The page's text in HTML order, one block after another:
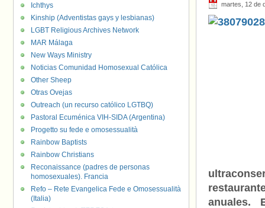
martes, 12 de
anuales.
Ichthys
Kinship (Adventistas gays y lesbianas)
LGBT Religious Archives Network
MAR Málaga
New Ways Ministry
Noticias Comunidad Homosexual Católica
Other Sheep
Otras Ovejas
Outreach (un recurso católico LGTBQ)
Pastoral Ecuménica VIH-SIDA (Argentina)
Progetto su fede e omosessualità
Rainbow Baptists
Rainbow Christians
Reconaissance (padres de personas
homosexuales). Francia
Refo – Rete Evangelica Fede e Omosessualità
(Italia)